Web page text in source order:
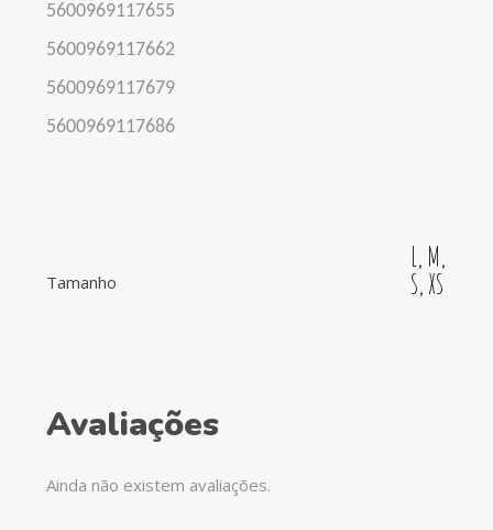
5600969117655
5600969117662
5600969117679
5600969117686
Tamanho
L, M,
S, XS
Avaliações
Ainda não existem avaliações.